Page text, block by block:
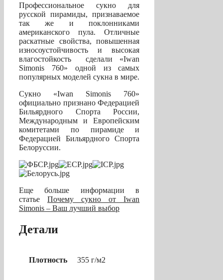
Профессиональное сукно для
русской пирамиды, признаваемое
так же и поклонниками
американского пула. Отличные
раскатные свойства, повышенная
износоустойчивость и высокая
влагостойкость сделали «Iwan
Simonis 760» одной из самых
популярных моделей сукна в мире.
Сукно «Iwan Simonis 760»
официально признано Федерацией
Бильярдного Спорта России,
Международным и Европейским
комитетами по пирамиде и
Федерацией Бильярдного Спорта
Белоруссии.
Еще больше информации в
статьеПочему сукно от Iwan
Simonis – Ваш лучший выбор
Детали
Плотность 355 г/м2